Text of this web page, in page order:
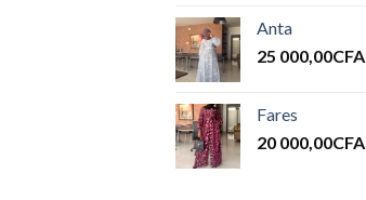
Anta
25 000,00CFA
Fares
20 000,00CFA